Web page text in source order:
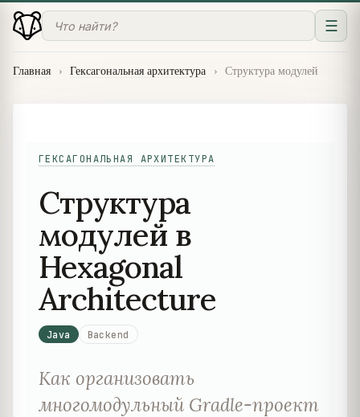
☰
Главная › Гексагональная архитектура › Структура модулей
ГЕКСАГОНАЛЬНАЯ АРХИТЕКТУРА
Структура
модулей в
Hexagonal
Architecture
Java Backend
Как организовать
многомодульный Gradle-проект